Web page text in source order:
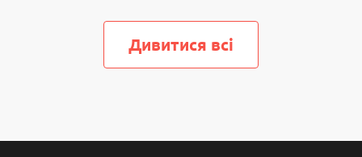
Дивитися всi